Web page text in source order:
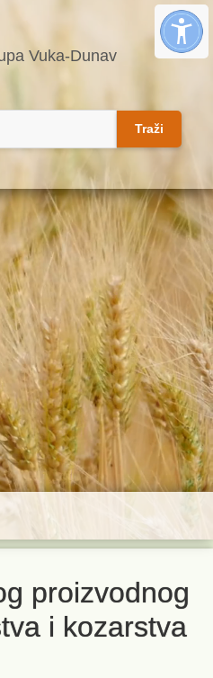
Vuka-Dunav
Traži
proizvodnog
i kozarstva